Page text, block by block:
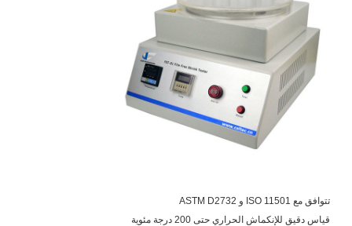
تتوافق مع ISO 11501 و ASTM D2732
قياس دقيق للإنكماش الحراري حتى 200 درجة مئوية